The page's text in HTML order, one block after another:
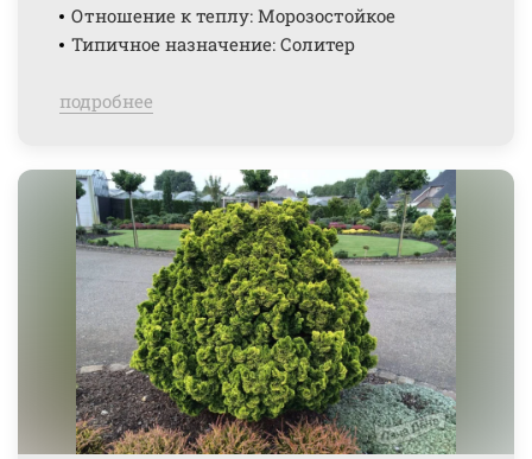
Отношение к теплу: Морозостойкое
Типичное назначение: Солитер
подробнее